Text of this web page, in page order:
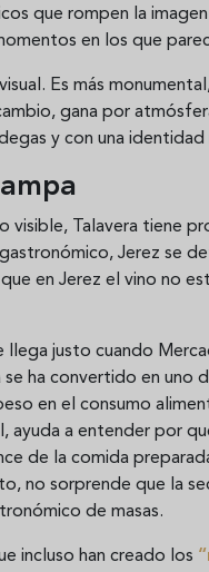
que rompen la
en los que
Es más
gana por
y con una identidad
Talavera tiene
Jerez se
en Jerez el vino no
justo cuando
ha convertido en uno
en el consumo
ayuda a entender por
de la comida
no sorprende que la
de masas.
incluso han creado los